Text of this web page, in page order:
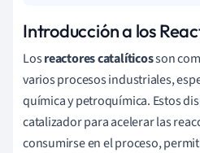
Introducción a los
Losreactores catalíticosson
varios procesos industriales,
química y petroquímica. Estos
catalizador para acelerar las
consumirse en el proceso,